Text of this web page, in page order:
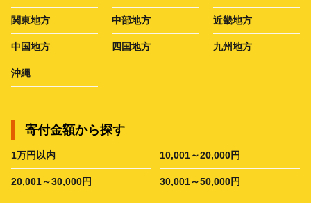
関東地方 中部地方 近畿地方
中国地方 四国地方 九州地方
沖縄
寄付金額から探す
1万円以内 10,001～20,000円
20,001～30,000円 30,001～50,000円